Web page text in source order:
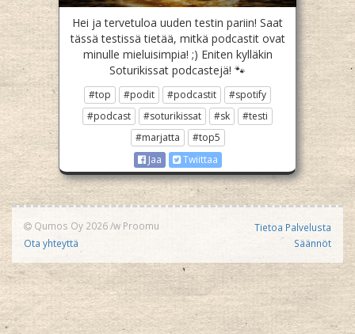
Hei ja tervetuloa uuden testin pariin! Saat
tässä testissä tietää, mitkä podcastit ovat
minulle mieluisimpia! ;) Eniten kylläkin
Soturikissat podcastejä! 🐾
#top #podit #podcastit
#spotify
#podcast
#soturikissat #sk
#testi
#marjatta
#top5
Jaa
Twiittaa
Qumos Oy 2026/w Proomu
Ota yhteyttä
Tietoa Palvelusta
Säännöt